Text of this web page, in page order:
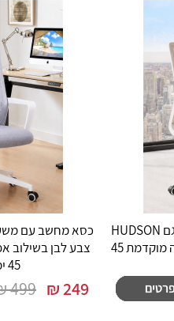
כסא מחשב עם משענת ראש דגם HUDSON
צבע לבן בשילוב בז' ***במכירה מוקדמת 45
צבע לבן בשילוב
45 ימי עסקים
249
₪
499 ₪